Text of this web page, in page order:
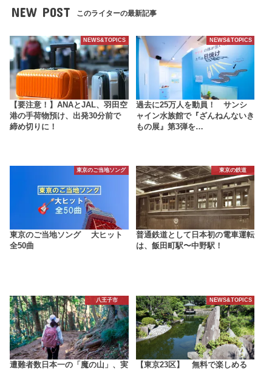
NEW POST このライターの最新記事
NEWS&TOPICS
【要注意！】ANAとJAL、羽田空
港の手荷物預け、出発30分前で
締め切りに！
NEWS&TOPICS
過去に25万人を動員！ サンシ
ャイン水族館で『ざんねんないき
もの展』第3弾を…
東京のご当地ソング
東京のご当地ソング 大ヒット
全50曲
東京の鉄道
普通鉄道として日本初の電車運転
は、飯田町駅〜中野駅！
八王子市
遭難者数日本一の「魔の山」、実
NEWS&TOPICS
【東京23区】 無料で楽しめる